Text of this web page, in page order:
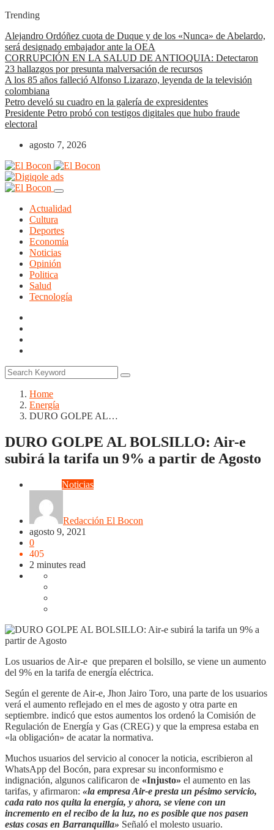
Trending
Alejandro Ordóñez cuota de Duque y de los «Nunca» de Abelardo,
será designado embajador ante la OEA
CORRUPCIÓN EN LA SALUD DE ANTIOQUIA: Detectaron
23 hallazgos por presunta malversación de recursos
A los 85 años falleció Alfonso Lizarazo, leyenda de la televisión
colombiana
Petro develó su cuadro en la galería de expresidentes
Presidente Petro probó con testigos digitales que hubo fraude
electoral
agosto 7, 2026
Actualidad
Cultura
Deportes
Economía
Noticias
Opinión
Politica
Salud
Tecnología
Home
Energía
DURO GOLPE AL…
DURO GOLPE AL BOLSILLO: Air-e
subirá la tarifa un 9% a partir de Agosto
Noticias
Redacción El Bocon
agosto 9, 2021
0
405
2 minutes read
Los usuarios de Air-e que preparen el bolsillo, se viene un aumento
del 9% en la tarifa de energía eléctrica.
Según el gerente de Air-e, Jhon Jairo Toro, una parte de los usuarios
verá el aumento reflejado en el mes de agosto y otra parte en
septiembre. indicó que estos aumentos los ordenó la Comisión de
Regulación de Energía y Gas (CREG) y que la empresa estaba en
«la obligación» de acatar la normativa.
Muchos usuarios del servicio al conocer la noticia, escribieron al
WhatsApp del Bocón, para expresar su inconformismo e
indignación, algunos calificaron de «Injusto» el aumento en las
tarifas, y afirmaron: «la empresa Air-e presta un pésimo servicio,
cada rato nos quita la energía, y ahora, se viene con un
incremento en el recibo de la luz, no es posible que nos pasen
estas cosas en Barranquilla» Señaló el molesto usuario.